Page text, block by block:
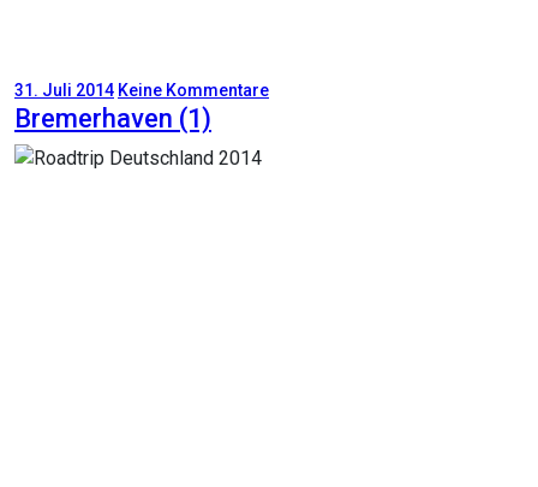
31. Juli 2014 Keine Kommentare
Bremerhaven (1)